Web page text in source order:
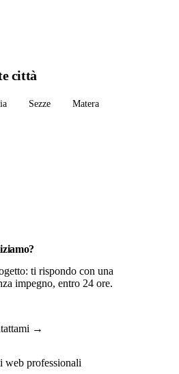
città
Sezze
Matera
ti rispondo con una
impegno, entro 24 ore.
→
web professionali